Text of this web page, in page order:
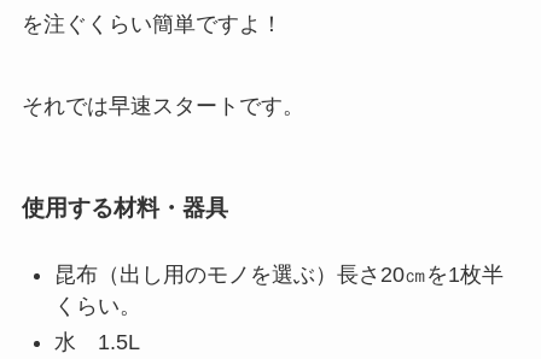
を注ぐくらい簡単ですよ！
それでは早速スタートです。
使用する材料・器具
昆布（出し用のモノを選ぶ）長さ20㎝を1枚半
くらい。
水 1.5L